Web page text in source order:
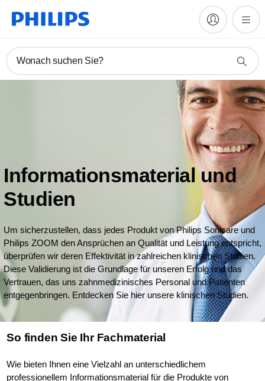
Wonach suchen Sie?
Informationsmaterial und
Studien
Um sicherzustellen, dass jedes Produkt von Philips Sonicare und
Philips ZOOM den Ansprüchen an Qualität und Leistung entspricht,
überprüfen wir deren Effektivität in zahlreichen klinischen Studien.
Diese Validierung ist die Grundlage für unseren Erfolg und das
Vertrauen, das uns zahnmedizinisches Personal und Patienten
entgegenbringen. Entdecken Sie hier unsere klinischen Studien.
So finden Sie Ihr Fachmaterial
Wie bieten Ihnen eine Vielzahl an unterschiedlichem
professionellem Informationsmaterial für die Produkte von